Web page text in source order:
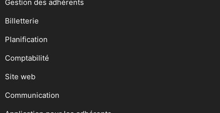
Gestion des adhérents
Billetterie
Planification
Comptabilité
Site web
Communication